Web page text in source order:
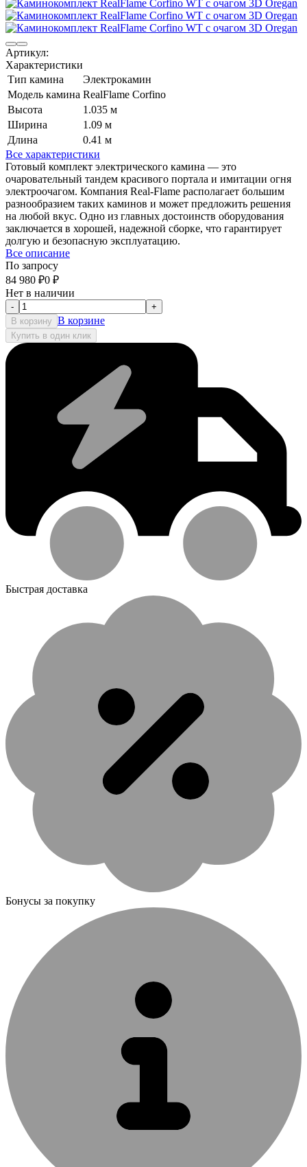
Артикул:
Характеристики
Тип камина
Электрокамин
Модель камина RealFlame Corfino
Высота
1.035 м
Ширина
1.09 м
Длина
0.41 м
Все характеристики
Готовый комплект электрического камина — это
очаровательный тандем красивого портала и имитации огня
электроочагом. Компания Real-Flame располагает большим
разнообразием таких каминов и может предложить решения
на любой вкус. Одно из главных достоинств оборудования
заключается в хорошей, надежной сборке, что гарантирует
долгую и безопасную эксплуатацию.
Все описание
По запросу
84 980 ₽0 ₽
Нет в наличии
-
+
В корзину В корзине
Купить в один клик
Быстрая доставка
Бонусы за покупку